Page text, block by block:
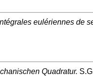
eulériennes de
Quadratur.